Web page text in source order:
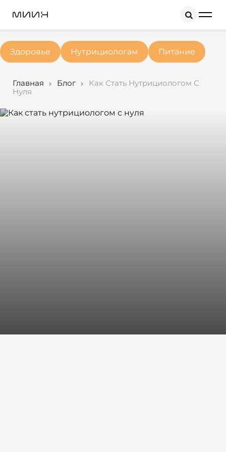
Здоровье Нутрициологам Питание
Главная Блог
Как Стать Нутрициологом С
Нуля